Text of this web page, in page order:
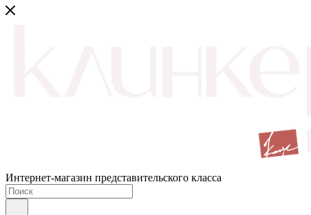
Интернет-магазин представительского класса